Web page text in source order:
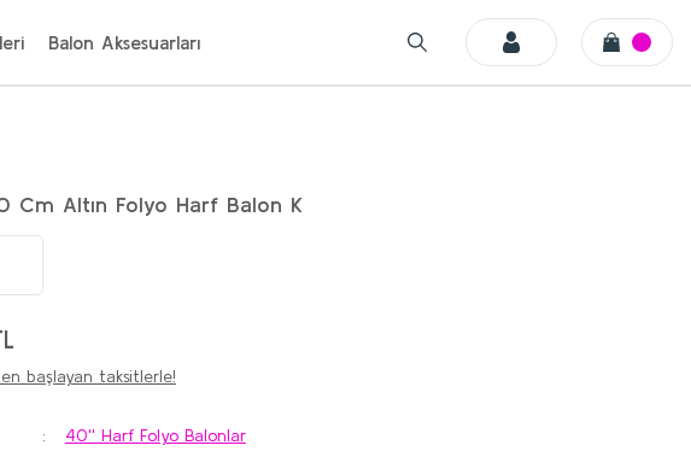
Balon Aksesuarları
Cm Altın Folyo Harf Balon K
başlayan taksitlerle!
40'' Harf Folyo Balonlar